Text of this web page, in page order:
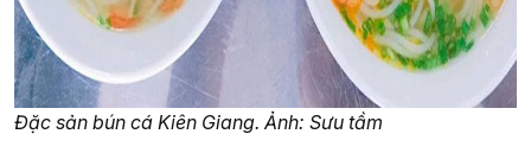
Đặc sản bún cá Kiên Giang. Ảnh: Sưu tầm